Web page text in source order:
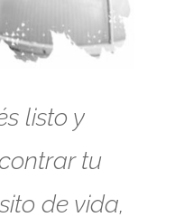
listo y
tu
de vida,